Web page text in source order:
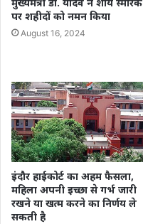
पर शहीदों को नमन किया
August 16, 2024
इंदौर हाईकोर्ट का अहम फैसला,
महिला अपनी इच्छा से गर्भ जारी
रखने या खत्म करने का निर्णय ले
सकती है